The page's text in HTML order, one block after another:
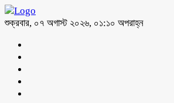
শুক্রবার, ০৭ অগাস্ট ২০২৬, ০১:১০ অপরাহ্ন